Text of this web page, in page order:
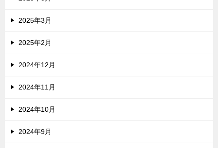
2025年3月
2025年2月
2024年12月
2024年11月
2024年10月
2024年9月